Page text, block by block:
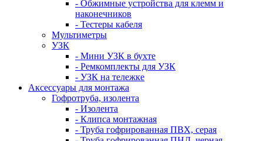
- Обжимные устройства для клемм и
наконечников
- Тестеры кабеля
Мультиметры
УЗК
- Мини УЗК в бухте
- Ремкомплекты для УЗК
- УЗК на тележке
Аксессуары для монтажа
Гофротруба, изолента
- Изолента
- Клипса монтажная
- Труба гофрированная ПВХ, серая